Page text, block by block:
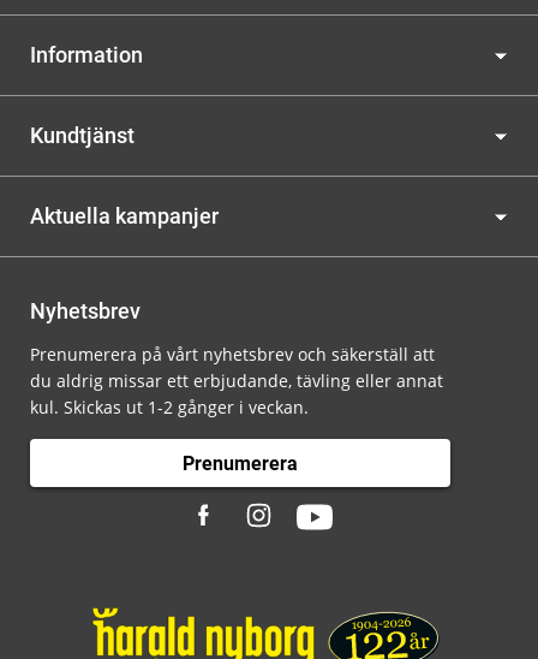
Information
Kundtjänst
Aktuella kampanjer
Nyhetsbrev
Prenumerera på vårt nyhetsbrev och säkerställ att
du aldrig missar ett erbjudande, tävling eller annat
kul. Skickas ut 1-2 gånger i veckan.
Prenumerera